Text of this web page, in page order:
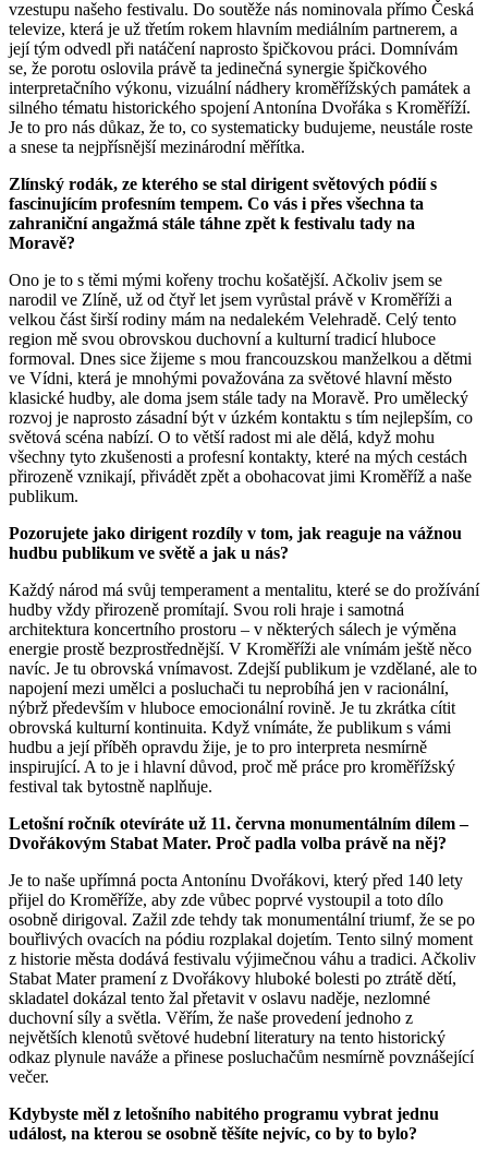
vzestupu našeho festivalu. Do soutěže nás nominovala přímo Česká
televize, která je už třetím rokem hlavním mediálním partnerem, a
její tým odvedl při natáčení naprosto špičkovou práci. Domnívám
se, že porotu oslovila právě ta jedinečná synergie špičkového
interpretačního výkonu, vizuální nádhery kroměřížských památek a
silného tématu historického spojení Antonína Dvořáka s Kroměříží.
Je to pro nás důkaz, že to, co systematicky budujeme, neustále roste
a snese ta nejpřísnější mezinárodní měřítka.
Zlínský rodák, ze kterého se stal dirigent světových pódií s
fascinujícím profesním tempem. Co vás i přes všechna ta
zahraniční angažmá stále táhne zpět k festivalu tady na
Moravě?
Ono je to s těmi mými kořeny trochu košatější. Ačkoliv jsem se
narodil ve Zlíně, už od čtyř let jsem vyrůstal právě v Kroměříži a
velkou část širší rodiny mám na nedalekém Velehradě. Celý tento
region mě svou obrovskou duchovní a kulturní tradicí hluboce
formoval. Dnes sice žijeme s mou francouzskou manželkou a dětmi
ve Vídni, která je mnohými považována za světové hlavní město
klasické hudby, ale doma jsem stále tady na Moravě. Pro umělecký
rozvoj je naprosto zásadní být v úzkém kontaktu s tím nejlepším, co
světová scéna nabízí. O to větší radost mi ale dělá, když mohu
všechny tyto zkušenosti a profesní kontakty, které na mých cestách
přirozeně vznikají, přivádět zpět a obohacovat jimi Kroměříž a naše
publikum.
Pozorujete jako dirigent rozdíly v tom, jak reaguje na vážnou
hudbu publikum ve světě a jak u nás?
Každý národ má svůj temperament a mentalitu, které se do prožívání
hudby vždy přirozeně promítají. Svou roli hraje i samotná
architektura koncertního prostoru – v některých sálech je výměna
energie prostě bezprostřednější. V Kroměříži ale vnímám ještě něco
navíc. Je tu obrovská vnímavost. Zdejší publikum je vzdělané, ale to
napojení mezi umělci a posluchači tu neprobíhá jen v racionální,
nýbrž především v hluboce emocionální rovině. Je tu zkrátka cítit
obrovská kulturní kontinuita. Když vnímáte, že publikum s vámi
hudbu a její příběh opravdu žije, je to pro interpreta nesmírně
inspirující. A to je i hlavní důvod, proč mě práce pro kroměřížský
festival tak bytostně naplňuje.
Letošní ročník otevíráte už 11. června monumentálním dílem –
Dvořákovým Stabat Mater. Proč padla volba právě na něj?
Je to naše upřímná pocta Antonínu Dvořákovi, který před 140 lety
přijel do Kroměříže, aby zde vůbec poprvé vystoupil a toto dílo
osobně dirigoval. Zažil zde tehdy tak monumentální triumf, že se po
bouřlivých ovacích na pódiu rozplakal dojetím. Tento silný moment
z historie města dodává festivalu výjimečnou váhu a tradici. Ačkoliv
Stabat Mater pramení z Dvořákovy hluboké bolesti po ztrátě dětí,
skladatel dokázal tento žal přetavit v oslavu naděje, nezlomné
duchovní síly a světla. Věřím, že naše provedení jednoho z
největších klenotů světové hudební literatury na tento historický
odkaz plynule naváže a přinese posluchačům nesmírně povznášející
večer.
Kdybyste měl z letošního nabitého programu vybrat jednu
událost, na kterou se osobně těšíte nejvíc, co by to bylo?